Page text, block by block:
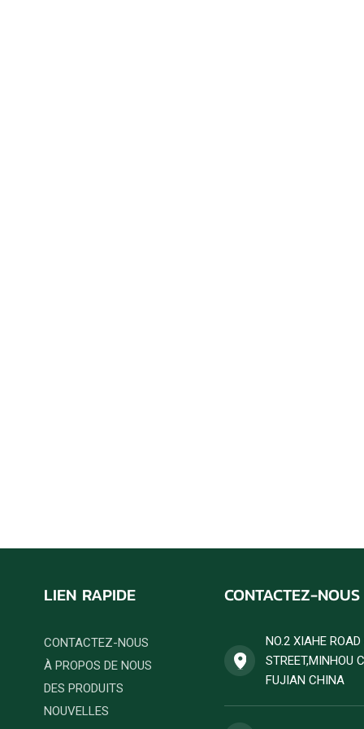
LIEN RAPIDE
CONTACTEZ-NOUS
À PROPOS DE NOUS
DES PRODUITS
NOUVELLES
CONTACTEZ-NOUS
NO.2 XIAHE
STREET,MINHOU
FUJIAN CHINA